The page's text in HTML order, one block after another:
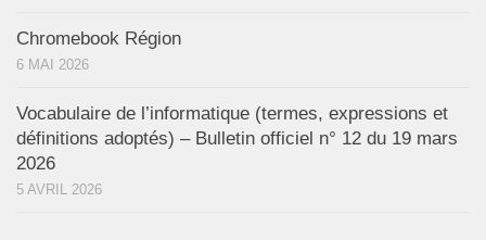
Chromebook Région
6 MAI 2026
Vocabulaire de l’informatique (termes, expressions et
définitions adoptés) – Bulletin officiel n° 12 du 19 mars
2026
5 AVRIL 2026